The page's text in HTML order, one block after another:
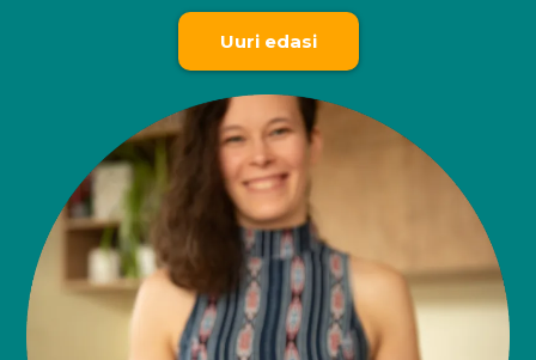
Uuri edasi